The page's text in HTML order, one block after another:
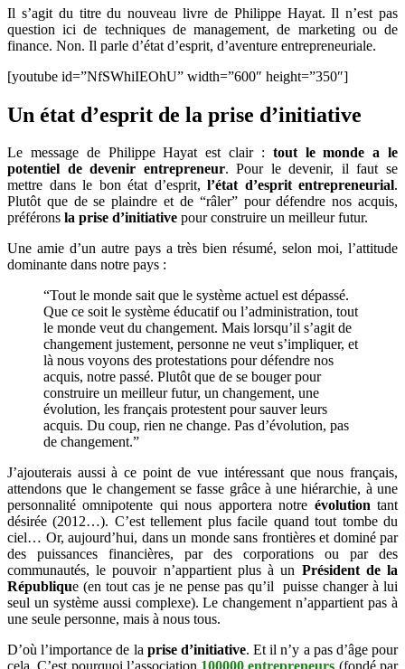
Il s’agit du titre du nouveau livre de Philippe Hayat. Il n’est pas
question ici de techniques de management, de marketing ou de
finance. Non. Il parle d’état d’esprit, d’aventure entrepreneuriale.
[youtube id=”NfSWhiIEOhU” width=”600″ height=”350″]
Un état d’esprit de la prise d’initiative
Le message de Philippe Hayat est clair : tout le monde a le
potentiel de devenir entrepreneur. Pour le devenir, il faut se
mettre dans le bon état d’esprit, l’état d’esprit entrepreneurial.
Plutôt que de se plaindre et de “râler” pour défendre nos acquis,
préférons la prise d’initiative pour construire un meilleur futur.
Une amie d’un autre pays a très bien résumé, selon moi, l’attitude
dominante dans notre pays :
“Tout le monde sait que le système actuel est dépassé.
Que ce soit le système éducatif ou l’administration, tout
le monde veut du changement. Mais lorsqu’il s’agit de
changement justement, personne ne veut s’impliquer, et
là nous voyons des protestations pour défendre nos
acquis, notre passé. Plutôt que de se bouger pour
construire un meilleur futur, un changement, une
évolution, les français protestent pour sauver leurs
acquis. Du coup, rien ne change. Pas d’évolution, pas
de changement.”
J’ajouterais aussi à ce point de vue intéressant que nous français,
attendons que le changement se fasse grâce à une hiérarchie, à une
personnalité omnipotente qui nous apportera notre évolutiontant
désirée (2012…). C’est tellement plus facile quand tout tombe du
ciel… Or, aujourd’hui, dans un monde sans frontières et dominé par
des puissances financières, par des corporations ou par des
communautés, le pouvoir n’appartient plus à un Président de la
République (en tout cas je ne pense pas qu’il puisse changer à lui
seul un système aussi complexe). Le changement n’appartient pas à
une seule personne, mais à nous tous.
D’où l’importance de la prise d’initiative. Et il n’y a pas d’âge pour